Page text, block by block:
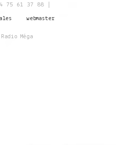
75 61 37 88 |
webmaster
Méga